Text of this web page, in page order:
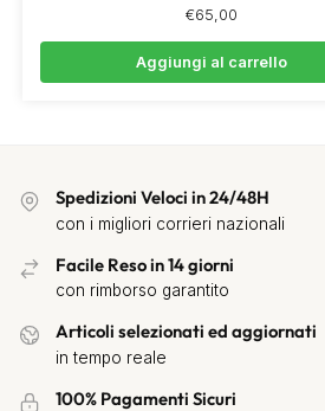
€65,00
Aggiungi al carrello
Spedizioni Veloci in 24/48H
con i migliori corrieri nazionali
Facile Reso in 14 giorni
con rimborso garantito
Articoli selezionati ed aggiornati
in tempo reale
100% Pagamenti Sicuri